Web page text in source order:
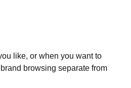
like, or when you want to
browsing separate from